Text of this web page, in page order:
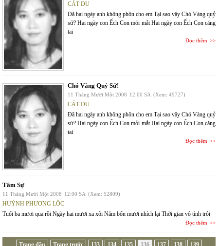
CÁT DU
Đã hai ngày anh không phôn cho em Tại sao vậy Chó Vàng quỷ
sứ? Hai ngày con Ếch Con mỏi mắt Hai ngày con Ếch Con căng
tai
Đọc thêm
Chó Vàng Quỷ Sứ!
11 Tháng Mười Một 2008 12:00 SA (Xem: 49727)
CÁT DU
Đã hai ngày anh không phôn cho em Tại sao vậy Chó Vàng quỷ
sứ? Hai ngày con Ếch Con mỏi mắt Hai ngày con Ếch Con căng
tai
Đọc thêm
Tâm Sự
11 Tháng Mười Một 2008 12:00 SA (Xem: 52809)
HUỲNH PHƯƠNG LỘC
Tuổi ba mươi qua rồi Ngày hai mươi xa xôi Năm bốn mươi nhích lại Thời gian vô tình trôi
Đọc thêm
Trang đầu Trang trước 133 134 135 136 137 138 139